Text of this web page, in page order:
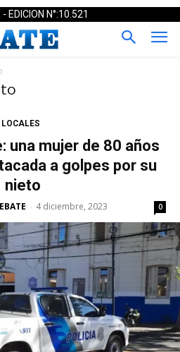
EDICION N°:10.521
LOCALES
una mujer de 80 años
a golpes por su
nieto
- 4 diciembre, 2023 0